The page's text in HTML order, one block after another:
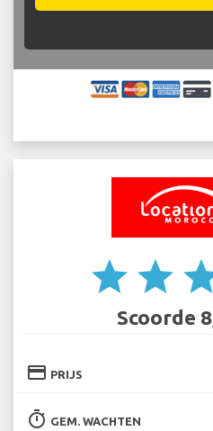
star star
Scoorde
credit_card PRIJS
timer GEM. WACHTEN